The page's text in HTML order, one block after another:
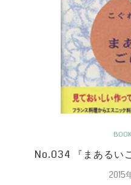
No.034 『まあるい
2015